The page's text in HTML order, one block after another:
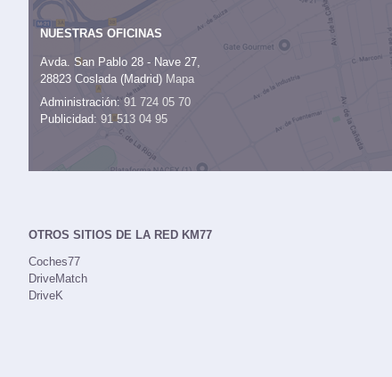
NUESTRAS OFICINAS
Avda. San Pablo 28 - Nave 27,
28823 Coslada (Madrid) Mapa
Administración:91 724 05 70
Publicidad: 91 513 04 95
OTROS SITIOS DE LA RED KM77
Coches77
DriveMatch
DriveK